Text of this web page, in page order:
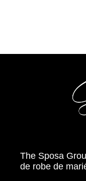
The Sposa
de robe de